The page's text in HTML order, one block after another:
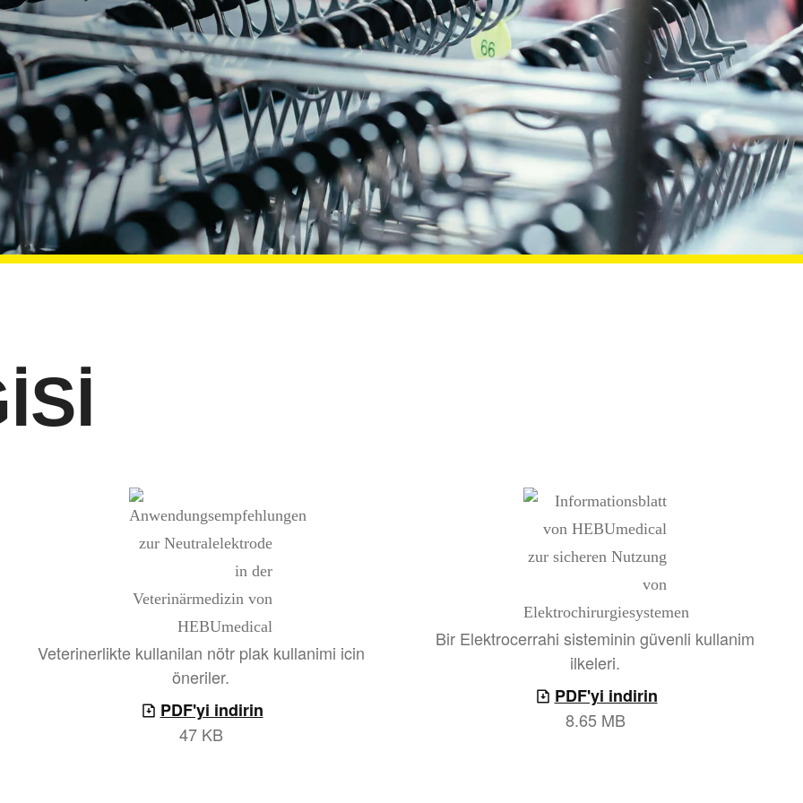
Veterinerlikte kullanilan nötr plak kullanimi icin
öneriler.
PDF'yi indirin
47 KB
Bir Elektrocerrahi sisteminin güvenli kullanim
ilkeleri.
PDF'yi indirin
8.65 MB